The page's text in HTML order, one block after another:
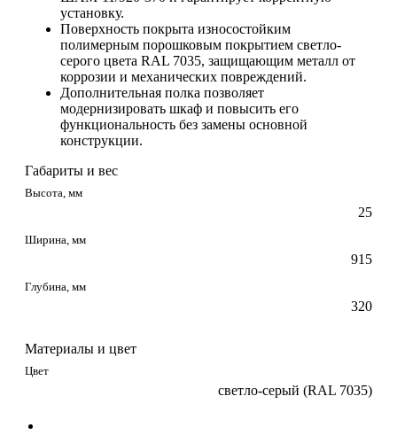
установку.
Поверхность покрыта износостойким
полимерным порошковым покрытием светло-
серого цвета RAL 7035, защищающим металл от
коррозии и механических повреждений.
Дополнительная полка позволяет
модернизировать шкаф и повысить его
функциональность без замены основной
конструкции.
Габариты и вес
Высота, мм
25
Ширина, мм
915
Глубина, мм
320
Материалы и цвет
Цвет
светло-серый (RAL 7035)